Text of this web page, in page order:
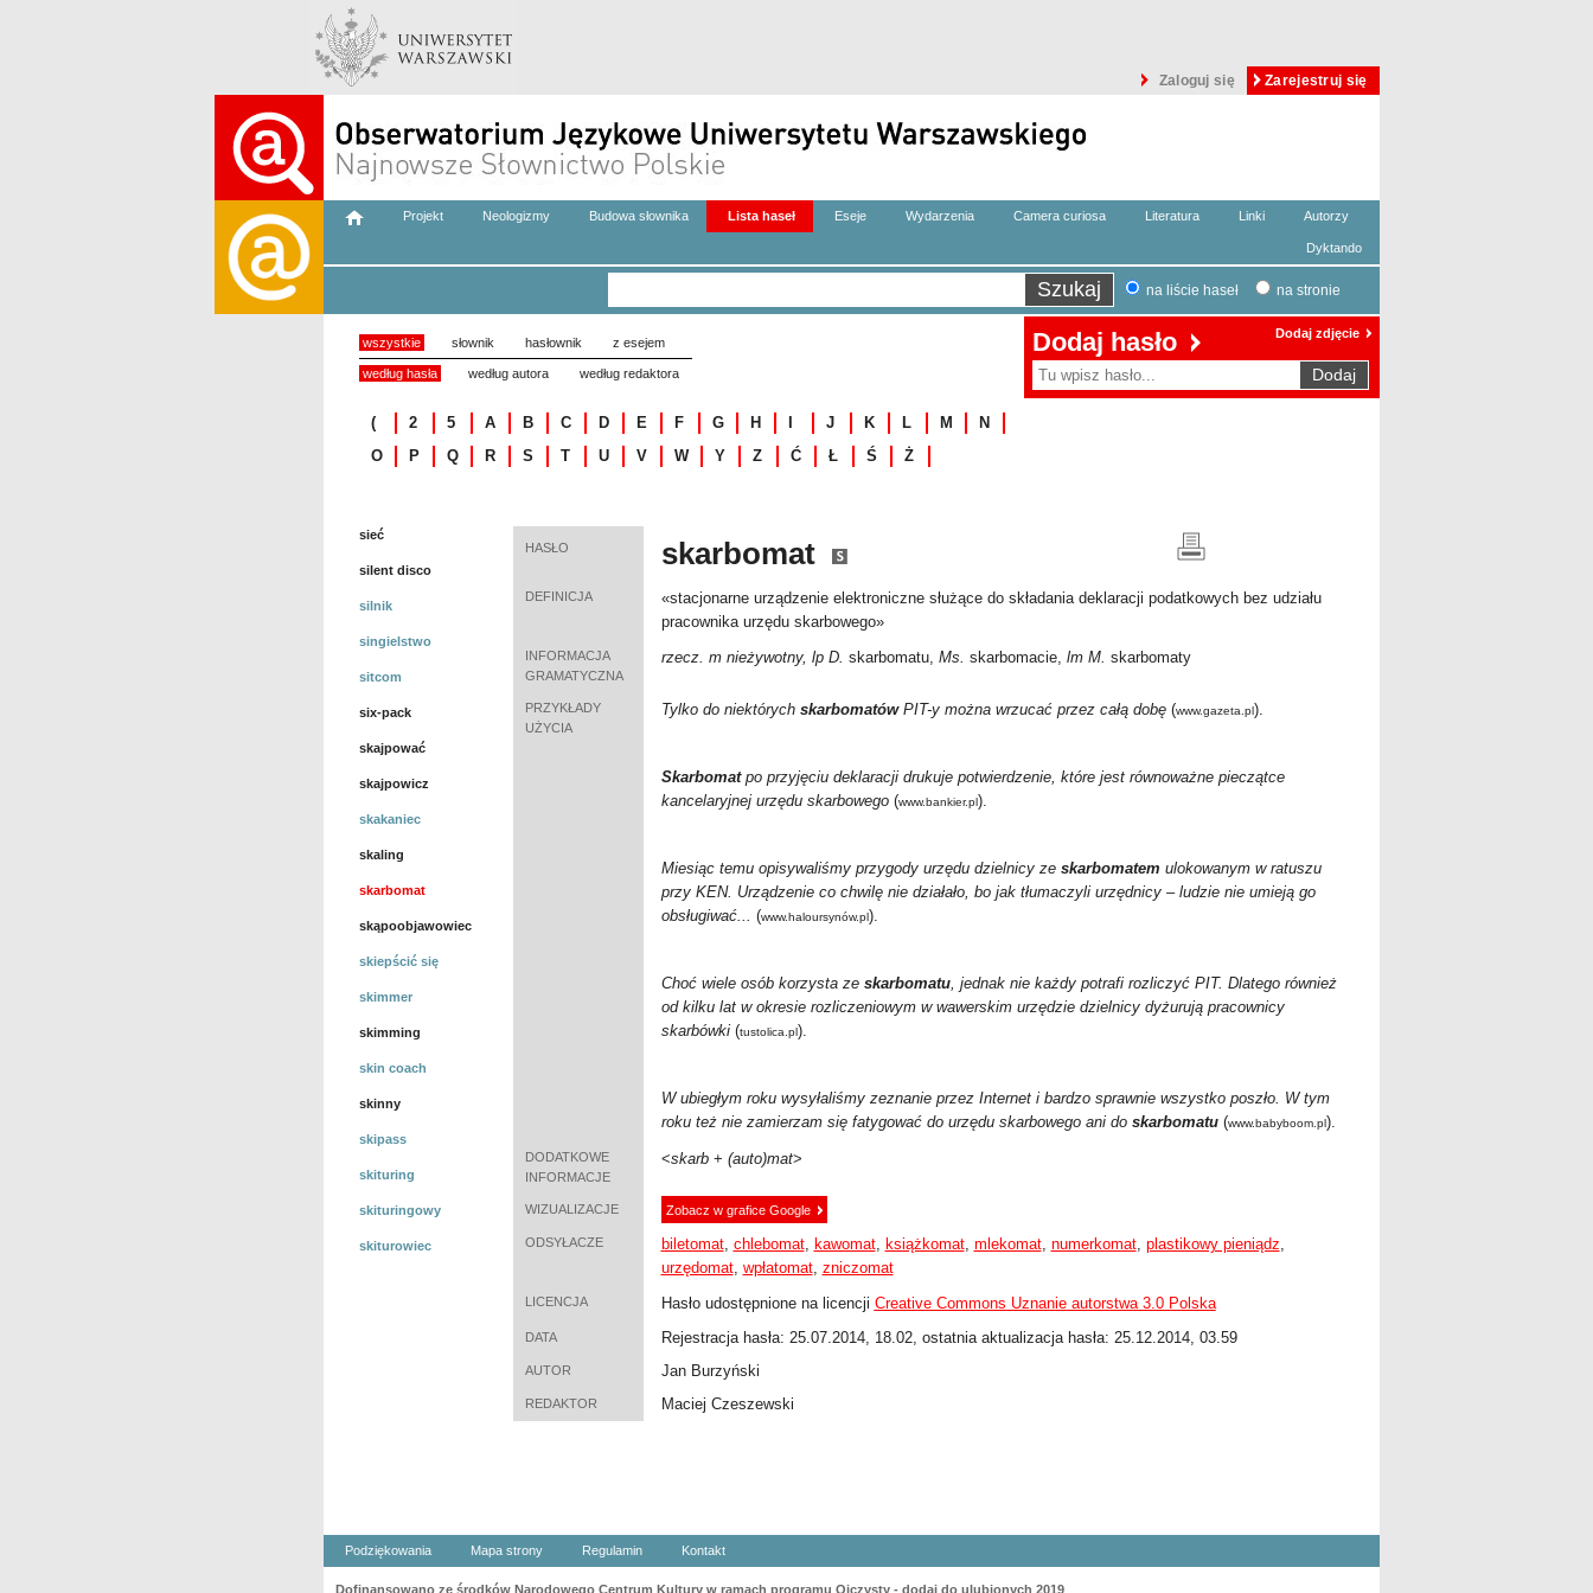
Zaloguj się Zarejestruj się
Projekt Neologizmy Budowa słownika Lista haseł Eseje Wydarzenia Camera curiosa Literatura Linki Autorzy
Dyktando
na liście haseł na stronie
wszystkie słownik hasłownik z esejem
według hasła według autora według redaktora
( 2 5 A B C D E F G H J K L M
N
O
P Q R S T U V W Y Z Ć Ł Ś Ż
Dodaj hasło Dodaj zdjęcie
sieć
silent disco
silnik
singielstwo
sitcom
six-pack
skajpować
skajpowicz
skakaniec
skaling
skarbomat
skąpoobjawowiec
skiepścić się
skimmer
skimming
skin coach
skinny
skipass
skituring
skituringowy
skiturowiec
HASŁO skarbomat
DEFINICJA
«stacjonarne urządzenie elektroniczne służące do składania deklaracji podatkowych bez udziału
pracownika urzędu skarbowego»
INFORMACJA
GRAMATYCZNA
rzecz. m nieżywotny, lp D. skarbomatu, Ms. skarbomacie, lm M. skarbomaty
PRZYKŁADY
UŻYCIA
Tylko do niektórych skarbomatówPIT-y można wrzucać przez całą dobę(www.gazeta.pl).
Skarbomatpo przyjęciu deklaracji drukuje potwierdzenie, które jest równoważne pieczątce
kancelaryjnej urzędu skarbowego(www.bankier.pl).
Miesiąc temu opisywaliśmy przygody urzędu dzielnicy ze skarbomatem ulokowanym w ratuszu
przy KEN. Urządzenie co chwilę nie działało, bo jak tłumaczyli urzędnicy – ludzie nie umieją go
obsługiwać... (www.haloursynów.pl).
Choć wiele osób korzysta zeskarbomatu, jednak nie każdy potrafi rozliczyć PIT. Dlatego również
od kilku lat w okresie rozliczeniowym w wawerskim urzędzie dzielnicy dyżurują pracownicy
skarbówki(tustolica.pl).
W ubiegłym roku wysyłaliśmy zeznanie przez Internet i bardzo sprawnie wszystko poszło. W tym
roku też nie zamierzam się fatygować do urzędu skarbowego ani doskarbomatu(www.babyboom.pl).
DODATKOWE
INFORMACJE
<skarb+ (auto)mat>
WIZUALIZACJE Zobacz w grafice Google
ODSYŁACZE biletomat, chlebomat, kawomat, książkomat, mlekomat, numerkomat, plastikowy pieniądz,
urzędomat, wpłatomat, zniczomat
LICENCJA Hasło udostępnione na licencji Creative Commons Uznanie autorstwa 3.0 Polska
DATA Rejestracja hasła: 25.07.2014, 18.02, ostatnia aktualizacja hasła: 25.12.2014, 03.59
AUTOR Jan Burzyński
REDAKTOR Maciej Czeszewski
Podziękowania Mapa strony Regulamin Kontakt
Dofinansowano ze środków Narodowego Centrum Kultury w ramach programu Ojczysty - dodaj do ulubionych 2019